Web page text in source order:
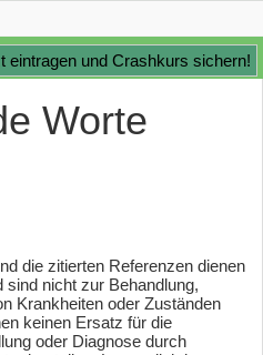
Worte
die zitierten Referenzen dienen
nicht zur Behandlung,
Krankheiten oder Zuständen
keinen Ersatz für die
oder Diagnose durch